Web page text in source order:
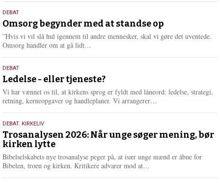
e
r
e
9.
juli
2026
DEBAT
Omsorg begynder med at standse op
”Hvis vi vil slå hul igennem til andre mennesker, skal vi gøre det uventede.
Omsorg handler om at gå lidt…
e
r
e
10.
juni
2026
DEBAT
Ledelse - eller tjeneste?
Vi har vænnet os til, at kirkens sprog er fyldt med låneord: ledelse, strategi,
retning, kerneopgaver og handleplaner. Vi arrangerer…
e
2.
juni
2026
DEBAT, KIRKELIV
Trosanalysen 2026: Når unge søger mening, bør
kirken lytte
Bibelselskabets nye trosanalyse peger på, at især unge mænd er åbne for
Bibelen, troen og kirken. Kritikere advarer mod at…